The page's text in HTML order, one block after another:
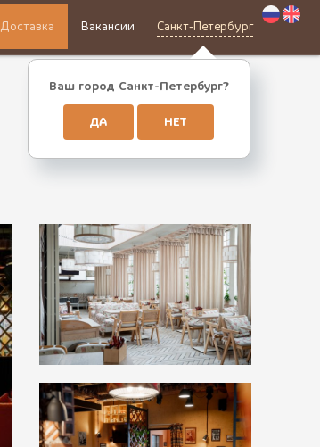
Доставка Вакансии Санкт-Петербург
Ваш город Санкт-Петербург?
ДА НЕТ